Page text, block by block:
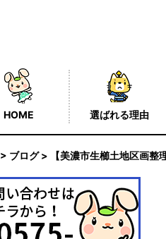
HOME 選ばれる理由
> ブログ> 【美濃市生櫛土地区画整